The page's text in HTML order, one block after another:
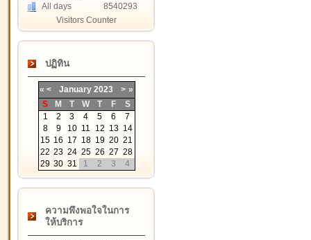
All days
8540293
Visitors Counter
ปฏิทิน
« < January 2023 > »
S
M T W T F
S
1
2 3 4 5 6
7
8
9 10 11 12 13 14
15 16 17 18 19 20 21
22 23 24 25 26 27 28
29 30 31 1 2 3 4
ความพึงพอใจในการ
ให้บริการ